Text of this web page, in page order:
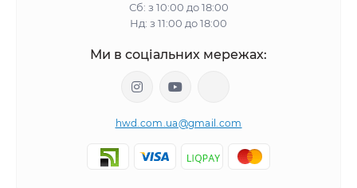
Сб: з 10:00 до 18:00
Нд: з 11:00 до 18:00
Ми в соціальних мережах:
hwd.com.ua@gmail.com